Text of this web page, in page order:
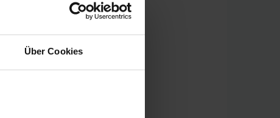
Über Cookies